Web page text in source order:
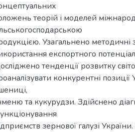
теорій і моделей
Узагальнено
експортного
тенденції розвитку
конкурентні
та кукурудзи. Здійснено
зернової галузі